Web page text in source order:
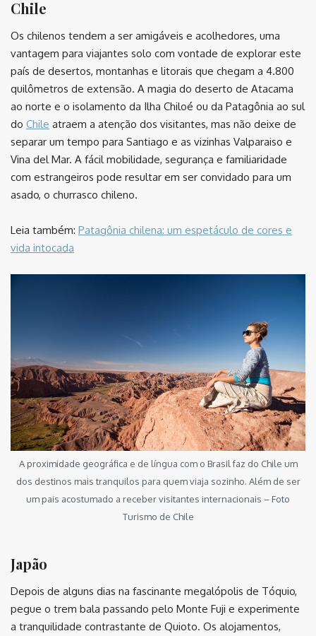
Chile
Os chilenos tendem a ser amigáveis e acolhedores, uma
vantagem para viajantes solo com vontade de explorar este
país de desertos, montanhas e litorais que chegam a 4.800
quilômetros de extensão. A magia do deserto de Atacama
ao norte e o isolamento da Ilha Chiloé ou da Patagônia ao sul
do Chile atraem a atenção dos visitantes, mas não deixe de
separar um tempo para Santiago e as vizinhas Valparaiso e
Vina del Mar. A fácil mobilidade, segurança e familiaridade
com estrangeiros pode resultar em ser convidado para um
asado, o churrasco chileno.
Leia também: Patagônia chilena: um espetáculo de cores e
vida intocada
A proximidade geográfica e de língua com o Brasil faz do Chile um
dos destinos mais tranquilos para quem viaja sozinho. Além de ser
um pais acostumado a receber visitantes internacionais – Foto
Turismo de Chile
Japão
Depois de alguns dias na fascinante megalópolis de Tóquio,
pegue o trem bala passando pelo Monte Fuji e experimente
a tranquilidade contrastante de Quioto. Os alojamentos,